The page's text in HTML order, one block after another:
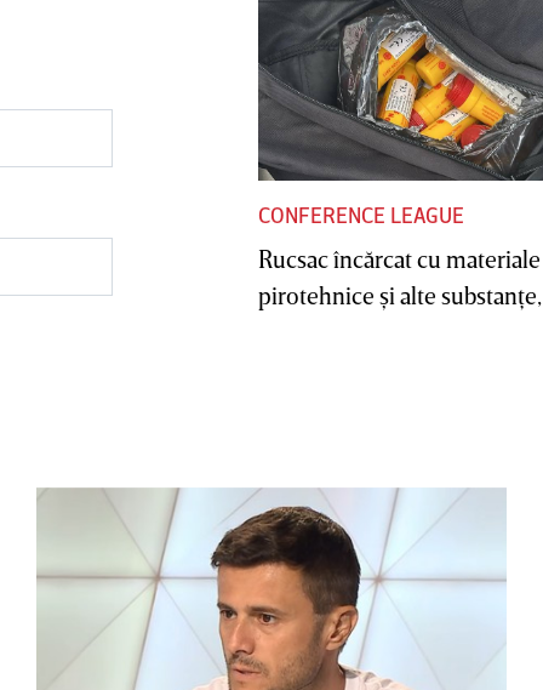
CONFERENCE LEAGUE
Rucsac încărcat cu materiale
pirotehnice şi alte substanţe,